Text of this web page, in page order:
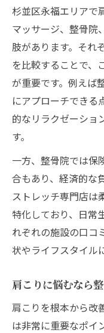
整体で根
肩こり慢
整体師が
肩こりに
肩こり専門整
整体前後
整体施術
実際に体
肩こり解
杉並区永福エリアで
マッサージ、整骨院
肢があります。それ
を比較することで、
が重要です。例えば
にアプローチできる
的なリラクゼーショ
す。
一方、整骨院では保
合もあり、経済的な
ストレッチ専門店は
特化しており、日常
れぞれの施設の口コ
状やライフスタイル
肩こりに悩むなら
肩こりを根本から改
は非常に重要なポイ